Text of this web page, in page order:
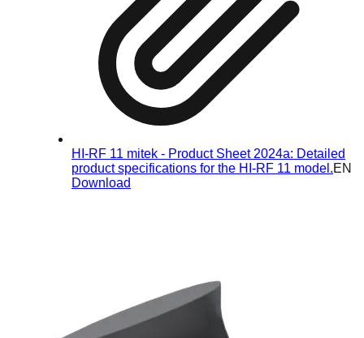
HI-RF 11 mitek - Product Sheet 2024a: Detailed
product specifications for the HI-RF 11 model.EN
Download